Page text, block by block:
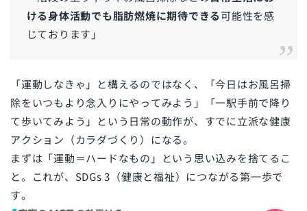
ける身体活動でも脂肪燃焼に期待できる可能性を感
じております」
「運動しなきゃ」と構えるのではなく、「今日はお風呂掃
除をいつもより念入りにやってみよう」「一駅手前で降り
て歩いてみよう」という日常の動作が、すでに立派な健康
アクション（カラダづくり）になる。
まずは「運動＝ハードなもの」という思い込みを捨てるこ
と。これが、SDGs 3（健康と福祉）につながる第一歩で
す。